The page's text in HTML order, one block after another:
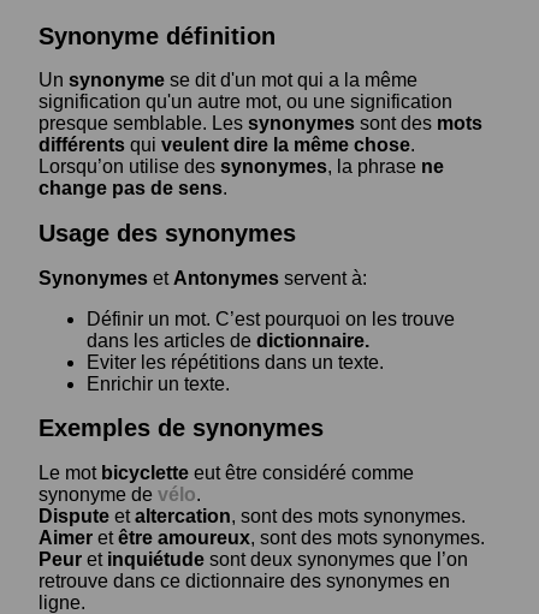
Synonyme définition
Un synonyme se dit d'un mot qui a la même
signification qu'un autre mot, ou une signification
presque semblable. Les synonymes sont des mots
différents qui veulent dire la même chose.
Lorsqu’on utilise des synonymes, la phrase ne
change pas de sens.
Usage des synonymes
Synonymes et Antonymes servent à:
Définir un mot. C’est pourquoi on les trouve
dans les articles de dictionnaire.
Eviter les répétitions dans un texte.
Enrichir un texte.
Exemples de synonymes
Le mot bicyclette eut être considéré comme
synonyme de vélo.
Dispute etaltercation, sont des mots synonymes.
Aimer etêtre amoureux, sont des mots synonymes.
Peur et inquiétude sont deux synonymes que l’on
retrouve dans ce dictionnaire des synonymes en
ligne.